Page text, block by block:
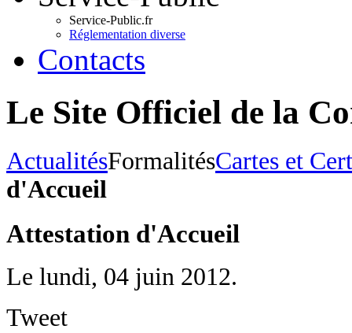
Service-Public.fr
Réglementation diverse
Contacts
Le Site Officiel de la
ActualitésFormalitésCartes et
d'Accueil
Attestation d'Accueil
Le lundi, 04 juin 2012.
Tweet